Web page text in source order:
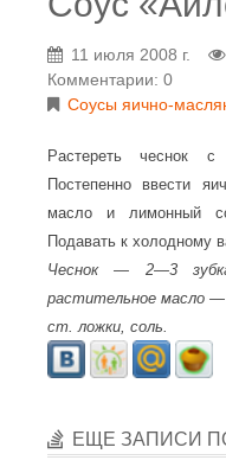
11 июля 2008 г.
Комментарии: 0
Соусы яично-
Растереть чеснок
Постепенно ввести
масло и лимонный
Подавать к холодному
Чеснок — 2—3
растительное масло
ст. ложки, соль.
ЕЩЕ ЗАПИСИ